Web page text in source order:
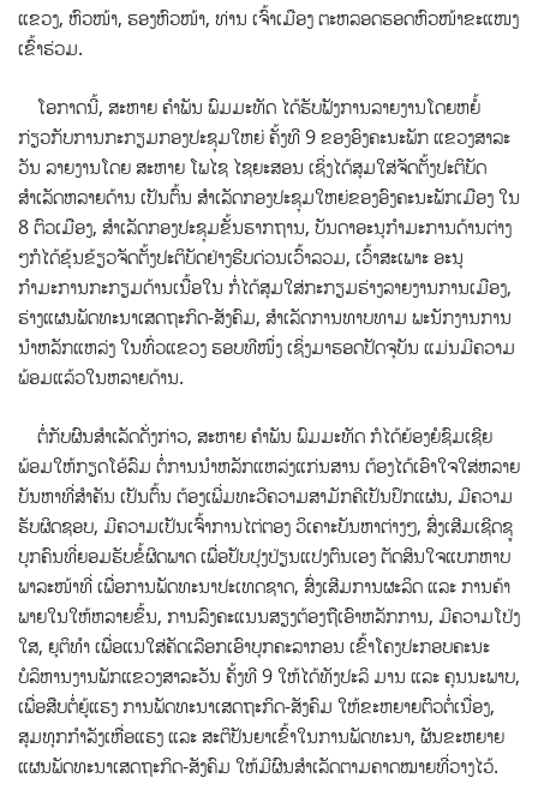
ແຂວງ, ຫົວໜ້າ, ຮອງຫົວໜ້າ, ທ່ານ ເຈົ້າເມືອງ ຕະຫລອດຮອດຫົວໜ້າຂະແໜງ
ເຂົ້າຮ່ວມ.
ໂອກາດນີ້, ສະຫາຍ ຄຳພັນ ພົມມະທັດ ໄດ້ຮັບຟັງການລາຍງານໂດຍຫຍໍ້
ກ່ຽວກັບການກະກຽມກອງປະຊຸມໃຫຍ່ ຄັ້ງທີ 9 ຂອງອົງຄະນະພັກ ແຂວງສາລະ
ວັນ ລາຍງານໂດຍ ສະຫາຍ ໂພໄຊ ໄຊຍະສອນ ເຊິ່ງໄດ້ສຸມໃສ່ຈັດຕັ້ງປະຕິບັດ
ສຳເລັດຫລາຍດ້ານ ເປັນຕົ້ນ ສຳເລັດກອງປະຊຸມໃຫຍ່ຂອງອົງຄະນະພັກເມືອງ ໃນ
8 ຕົວເມືອງ, ສຳເລັດກອງປະຊຸມຂັ້ນຮາກຖານ, ບັນດາອະນຸກຳມະການດ້ານຕ່າງ
ໆກໍໄດ້ຂຸ້ນຂ້ຽວຈັດຕັ້ງປະຕິບັດຢ່າງຮີບດ່ວນເວົ້າລວມ, ເວົ້າສະເພາະ ອະນຸ
ກຳມະການກະກຽມດ້ານເນື້ອໃນ ກໍ່ໄດ້ສຸມໃສ່ກະກຽມຮ່າງລາຍງານການເມືອງ,
ຮ່າງແຜນພັດທະນາເສດຖະກິດ-ສັງຄົມ, ສຳເລັດການທາບທາມ ພະນັກງານການ
ນຳຫລັກແຫລ່ງ ໃນທົ່ວແຂວງ ຮອບທີໜຶ່ງ ເຊິ່ງມາຮອດປັດຈຸບັນ ແມ່ນມີຄວາມ
ພ້ອມແລ້ວໃນຫລາຍດ້ານ.
ຕໍ່ກັບຜົນສຳເລັດດັ່ງກ່າວ, ສະຫາຍ ຄໍາພັນ ພົມມະທັດ ກໍໄດ້ຍ້ອງຍໍຊົມເຊີຍ
ພ້ອມໃຫ້ກຽດໂອ້ລົມ ຕໍ່ການນຳຫລັກແຫລ່ງແກ່ນສານ ຕ້ອງໄດ້ເອົາໃຈໃສ່ຫລາຍ
ບັນຫາທີ່ສຳຄັນ ເປັນຕົ້ນ ຕ້ອງເພີ່ມທະວີຄວາມສາມັກຄີເປັນປຶກແຜ່ນ, ມີຄວາມ
ຮັບຜິດຊອບ, ມີຄວາມເປັນເຈົ້າການໄຕ່ຕອງ ວິເຄາະບັນຫາຕ່າງໆ, ສົ່ງເສີມເຊີດຊູ
ບຸກຄົນທີ່ຍອມຮັບຂໍ້ຜິດພາດ ເພື່ອປັບປຸງປ່ຽນແປງຕົນເອງ ຕັດສິນໃຈແບກຫາບ
ພາລະໜ້າທີ່ ເພື່ອການພັດທະນາປະເທດຊາດ, ສົ່ງເສີມການຜະລິດ ແລະ ການຄ້າ
ພາຍໃນໃຫ້ຫລາຍຂຶ້ນ, ການລົງຄະແນນສຽງຕ້ອງຖືເອົາຫລັກການ, ມີຄວາມໂປ່ງ
ໃສ, ຍຸຕິທຳ ເພື່ອແນໃສ່ຄັດເລືອກເອົາບຸກຄະລາກອນ ເຂົ້າໂຄງປະກອບຄະນະ
ບໍລິຫານງານພັກແຂວງສາລະວັນ ຄັ້ງທີ 9 ໃຫ້ໄດ້ທັງປະລິ ມານ ແລະ ຄຸນນະພາບ,
ເພື່ອສືບຕໍ່ຍູ້ແຮງ ການພັດທະນາເສດຖະກິດ-ສັງຄົມ ໃຫ້ຂະຫຍາຍຕົວຕໍ່ເນື່ອງ,
ສຸມທຸກກຳລັງເຫື່ອແຮງ ແລະ ສະຕິປັນຍາເຂົ້າໃນການພັດທະນາ, ຜັນຂະຫຍາຍ
ແຜນພັດທະນາເສດຖະກິດ-ສັງຄົມ ໃຫ້ມີຜົນສຳເລັດຕາມຄາດໝາຍທີ່ວາງໄວ້.